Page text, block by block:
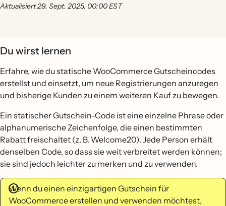
Aktualisiert 29. Sept. 2025, 00:00 EST
Du wirst lernen
Erfahre, wie du statische WooCommerce Gutscheincodes
erstellst und einsetzt, um neue Registrierungen anzuregen
und bisherige Kunden zu einem weiteren Kauf zu bewegen.
Ein statischer Gutschein-Code ist eine einzelne Phrase oder
alphanumerische Zeichenfolge, die einen bestimmten
Rabatt freischaltet (z. B. Welcome20). Jede Person erhält
denselben Code, so dass sie weit verbreitet werden können;
sie sind jedoch leichter zu merken und zu verwenden.
Wenn du einen einzigartigen Gutschein für
WooCommerce erstellen und verwenden möchtest,